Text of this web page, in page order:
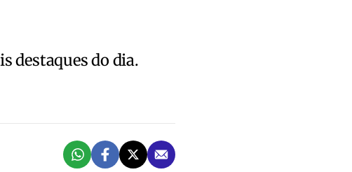
destaques do dia.